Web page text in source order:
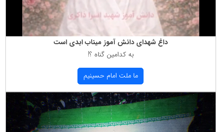
داغ شهدای دانش آموز میناب ابدی است
به كدامین گناه ؟!
ما ملت امام حسینیم